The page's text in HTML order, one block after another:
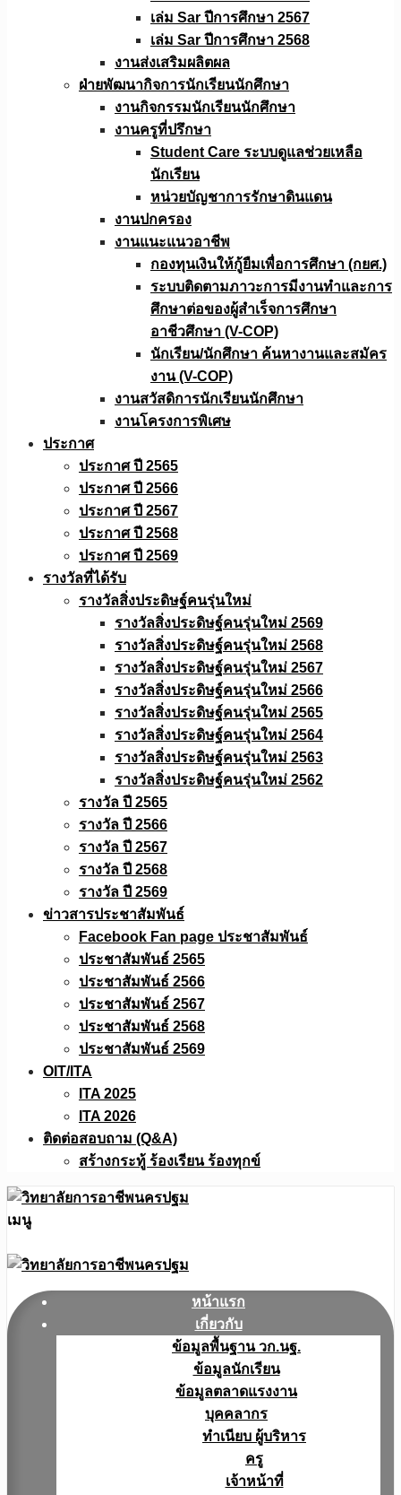
เล่ม Sar ปีการศึกษา 2567
เล่ม Sar ปีการศึกษา 2568
งานส่งเสริมผลิตผล
ฝ่ายพัฒนากิจการนักเรียนนักศึกษา
งานกิจกรรมนักเรียนนักศึกษา
งานครูที่ปรึกษา
Student Care ระบบดูแลช่วยเหลือ
นักเรียน
หน่วยบัญชาการรักษาดินแดน
งานปกครอง
งานแนะแนวอาชีพ
กองทุนเงินให้กู้ยืมเพื่อการศึกษา (กยศ.)
ระบบติดตามภาวะการมีงานทำและการ
ศึกษาต่อของผู้สำเร็จการศึกษา
อาชีวศึกษา (V-COP)
นักเรียน/นักศึกษา ค้นหางานและสมัคร
งาน (V-COP)
งานสวัสดิการนักเรียนนักศึกษา
งานโครงการพิเศษ
ประกาศ
ประกาศ ปี 2565
ประกาศ ปี 2566
ประกาศ ปี 2567
ประกาศ ปี 2568
ประกาศ ปี 2569
รางวัลที่ได้รับ
รางวัลสิ่งประดิษฐ์คนรุ่นใหม่
รางวัลสิ่งประดิษฐ์คนรุ่นใหม่ 2569
รางวัลสิ่งประดิษฐ์คนรุ่นใหม่ 2568
รางวัลสิ่งประดิษฐ์คนรุ่นใหม่ 2567
รางวัลสิ่งประดิษฐ์คนรุ่นใหม่ 2566
รางวัลสิ่งประดิษฐ์คนรุ่นใหม่ 2565
รางวัลสิ่งประดิษฐ์คนรุ่นใหม่ 2564
รางวัลสิ่งประดิษฐ์คนรุ่นใหม่ 2563
รางวัลสิ่งประดิษฐ์คนรุ่นใหม่ 2562
รางวัล ปี 2565
รางวัล ปี 2566
รางวัล ปี 2567
รางวัล ปี 2568
รางวัล ปี 2569
ข่าวสารประชาสัมพันธ์
Facebook Fan page ประชาสัมพันธ์
ประชาสัมพันธ์ 2565
ประชาสัมพันธ์ 2566
ประชาสัมพันธ์ 2567
ประชาสัมพันธ์ 2568
ประชาสัมพันธ์ 2569
OIT/ITA
ITA 2025
ITA 2026
ติดต่อสอบถาม (Q&A)
สร้างกระทู้ ร้องเรียน ร้องทุกข์
เมนู
หน้าแรก
เกี่ยวกับ
ข้อมูลพื้นฐาน วก.นฐ.
ข้อมูลนักเรียน
ข้อมูลตลาดแรงงาน
บุคคลากร
ทำเนียบ ผู้บริหาร
ครู
เจ้าหน้าที่